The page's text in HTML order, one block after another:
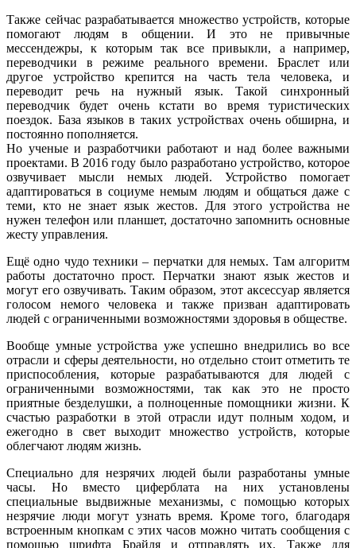
Также сейчас разрабатывается множество устройств, которые
помогают людям в общении. И это не привычные
мессендежры, к которым так все привыкли, а например,
переводчики в режиме реального времени. Браслет или
другое устройство крепится на часть тела человека, и
переводит речь на нужный язык. Такой синхронный
переводчик будет очень кстати во время туристических
поездок. База языков в таких устройствах очень обширна, и
постоянно пополняется.
Но ученые и разработчики работают и над более важными
проектами. В 2016 году было разработано устройство, которое
озвучивает мысли немых людей. Устройство помогает
адаптироваться в социуме немым людям и общаться даже с
теми, кто не знает язык жестов. Для этого устройства не
нужен телефон или планшет, достаточно запомнить основные
жесту управления.
Ещё одно чудо техники – перчатки для немых. Там алгоритм
работы достаточно прост. Перчатки знают язык жестов и
могут его озвучивать. Таким образом, этот аксессуар является
голосом немого человека и также призван адаптировать
людей с ограниченными возможностями здоровья в обществе.
Вообще умные устройства уже успешно внедрились во все
отрасли и сферы деятельности, но отдельно стоит отметить те
приспособления, которые разрабатываются для людей с
ограниченными возможностями, так как это не просто
приятные безделушки, а полноценные помощники жизни. К
счастью разработки в этой отрасли идут полным ходом, и
ежегодно в свет выходит множество устройств, которые
облегчают людям жизнь.
Специально для незрячих людей были разработаны умные
часы. Но вместо циферблата на них установлены
специальные выдвижные механизмы, с помощью которых
незрячие люди могут узнать время. Кроме того, благодаря
встроенным кнопкам с этих часов можно читать сообщения с
помощью шрифта Брайля и отправлять их. Также для